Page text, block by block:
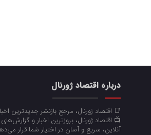
درباره اقتصاد ژورنال
📑 اقتصاد ژورنال، مرجع بازنشر جدیدترین
📺 اقتصاد ژورنال، بروزترین اخبار و
آنلاین، سریع و آسان در اختیار شما قرار